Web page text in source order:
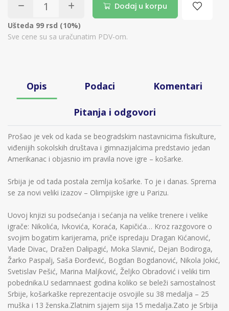
Dodaj u korpu
Ušteda 99 rsd (10%)
Sve cene su sa uračunatim PDV-om.
Opis Podaci Komentari
Pitanja i odgovori
Prošao je vek od kada se beogradskim nastavnicima fiskulture,
viđenijih sokolskih društava i gimnazijalcima predstavio jedan
Amerikanac i objasnio im pravila nove igre – košarke.
Srbija je od tada postala zemlja košarke. To je i danas. Sprema
se za novi veliki izazov – Olimpijske igre u Parizu.
Uovoj knjizi su podsećanja i sećanja na velike trenere i velike
igrače: Nikolića, Ivkovića, Koraća, Kapičića… Kroz razgovore o
svojim bogatim karijerama, priče ispredaju Dragan Kićanović,
Vlade Divac, Dražen Dalipagić, Moka Slavnić, Dejan Bodiroga,
Žarko Paspalj, Saša Đorđević, Bogdan Bogdanović, Nikola Jokić,
Svetislav Pešić, Marina Maljković, Željko Obradović i veliki tim
pobednika.U sedamnaest godina koliko se beleži samostalnost
Srbije, košarkaške reprezentacije osvojile su 38 medalja – 25
muška i 13 ženska.Zlatnim sjajem sija 15 medalja.Zato je Srbija